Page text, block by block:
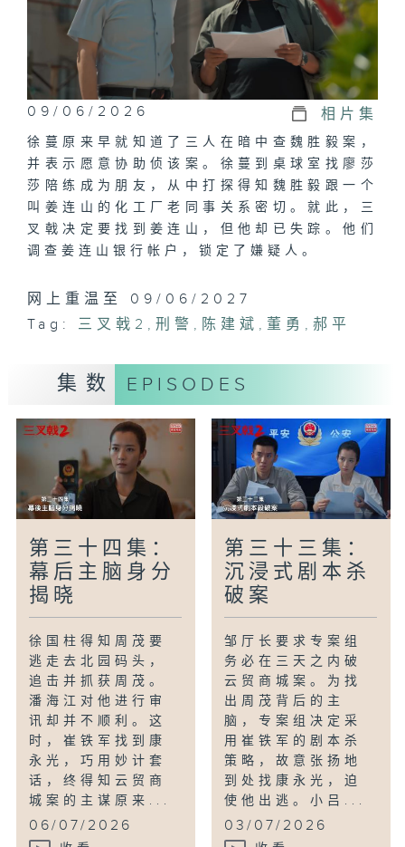
09/06/2026 相片集
徐蔓原来早就知道了三人在暗中查魏胜毅案，
并表示愿意协助侦该案。徐蔓到桌球室找廖莎
莎陪练成为朋友，从中打探得知魏胜毅跟一个
叫姜连山的化工厂老同事关系密切。就此，三
叉戟决定要找到姜连山，但他却已失踪。他们
调查姜连山银行帐户，锁定了嫌疑人。
网上重温至 09/06/2027
Tag:
三叉戟2 ,刑警 , 陈建斌 , 董勇 ,郝平
集数 EPISODES
第三十四集：
幕后主脑身分
揭晓
徐国柱得知周茂要
逃走去北园码头，
追击并抓获周茂。
潘海江对他进行审
讯却并不顺利。这
时，崔铁军找到康
永光，巧用妙计套
话，终得知云贸商
城案的主谋原来...
06/07/2026
第三十三集：
沉浸式剧本杀
破案
邹厅长要求专案组
务必在三天之内破
云贸商城案。为找
出周茂背后的主
脑，专案组决定采
用崔铁军的剧本杀
策略，故意张扬地
到处找康永光，迫
使他出逃。小吕...
03/07/2026